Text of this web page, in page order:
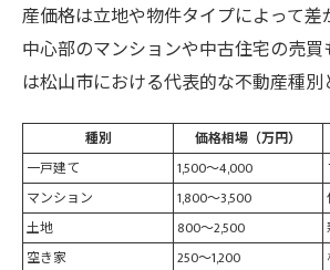
産価格は立地や物件タイプによって差
中心部のマンションや中古住宅の売
は松山市における代表的な不動産種別
種別 価格相場（万円）
一戸建て
1,500～4,000
マンション
1,800～3,500
土地
800～2,500
空き家
250～1,200